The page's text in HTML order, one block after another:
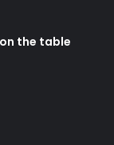
the table